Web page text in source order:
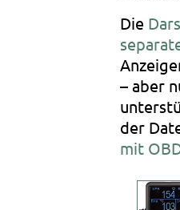
Die
– aber
der
mit